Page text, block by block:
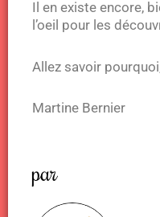
Il en existe encore,
l’oeil pour les
Allez savoir
Martine Bernier
par